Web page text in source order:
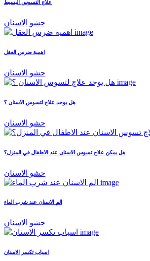
علاج التسوس البسيط
حشو الاسنان
اهمية ضرس العقل
حشو الاسنان
هل يوجد علاج لتسوس الاسنان ؟
حشو الاسنان
هل يمكن علاج تسوس الاسنان عند الاطفال في المنزل؟
حشو الاسنان
الم الاسنان عند شرب الماء
حشو الاسنان
اسباب تكسر الاسنان